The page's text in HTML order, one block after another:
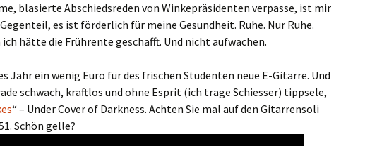
blasierte Abschiedsreden von Winkepräsidenten verpasse, ist mir
es ist förderlich für meine Gesundheit. Ruhe. Nur Ruhe.
hätte die Frührente geschafft. Und nicht aufwachen.
Jahr ein wenig Euro für des frischen Studenten neue E-Gitarre. Und
schwach, kraftlos und ohne Esprit (ich trage Schiesser) tippsele,
“ – Under Cover of Darkness. Achten Sie mal auf den Gitarrensoli
Schön gelle?